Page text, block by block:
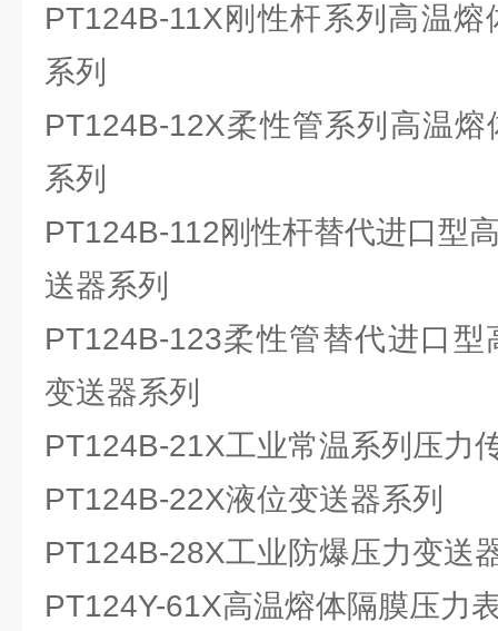
PT124B-11X刚性杆系列高温
系列
PT124B-12X柔性管系列高温
系列
PT124B-112刚性杆替代进口型
送器系列
PT124B-123柔性管替代进口
变送器系列
PT124B-21X工业常温系列压力
PT124B-22X液位变送器系列
PT124B-28X工业防爆压力变送
PT124Y-61X高温熔体隔膜压力